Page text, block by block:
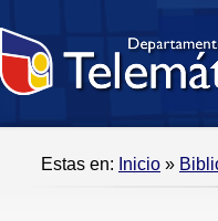
Estas en: Inicio »